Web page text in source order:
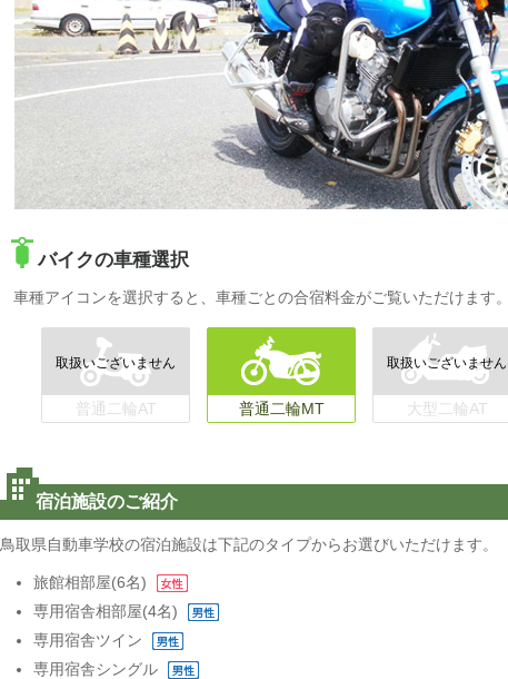
バイクの車種選択
車種アイコンを選択すると、車種ごとの合宿料金がご覧いただけます。
普通二輪AT 普通二輪MT 大型二輪AT
宿泊施設のご紹介
鳥取県自動車学校の宿泊施設は下記のタイプからお選びいただけます。
旅館相部屋(6名)
専用宿舎相部屋(4名)
専用宿舎ツイン
専用宿舎シングル